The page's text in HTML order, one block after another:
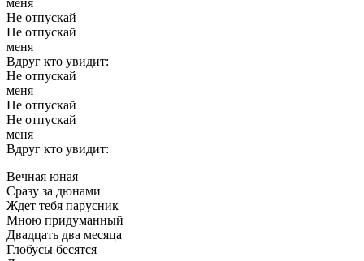
Не отпускай
Не отпускай
меня
Вдруг кто увидит:
Не отпускай
меня
Не отпускай
Не отпускай
меня
Вдруг кто увидит:
Вечная юная
Сразу за дюнами
Ждет тебя парусник
Мною придуманный
Двадцать два месяца
Глобусы бесятся